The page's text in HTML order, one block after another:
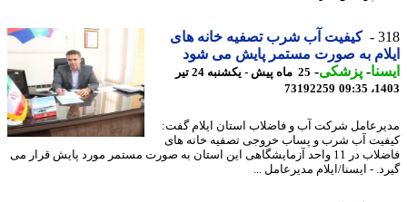
کیفیت آب شرب تصفیه خانه های
به صورت مستمر پایش می شود
-پزشکی-
25 ماه پیش - یکشنبه 24 تیر
73192259
شرکت آب و فاضلاب استان ایلام گفت:
آب شرب و پساب خروجی تصفیه خانه های
فاضلاب در 11 واحد آزمایشگاهی این استان به صورت مستمر مورد پایش قرار می
- ایسنا/ایلام مدیرعامل ...